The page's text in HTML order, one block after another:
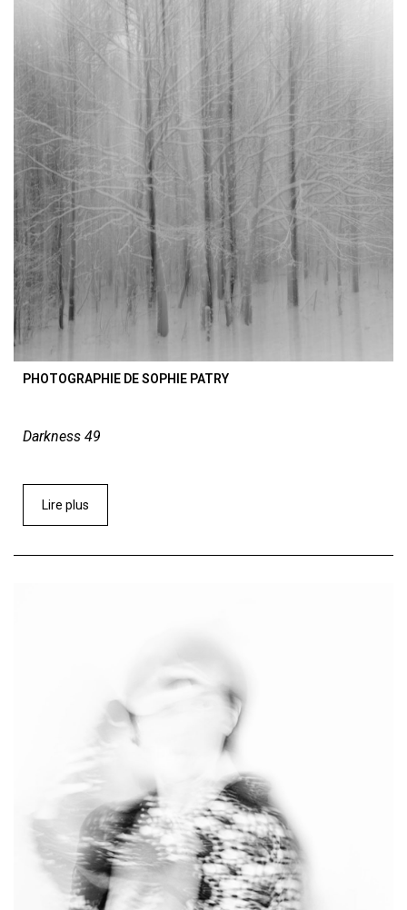
PHOTOGRAPHIE DE SOPHIE PATRY
Darkness 49
Lire plus